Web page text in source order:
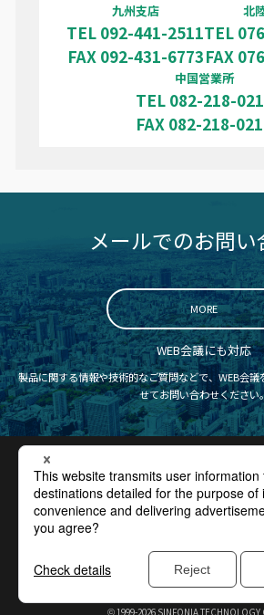
九州支店
TEL 092-441-2511
FAX 092-431-6773
北
TEL
FAX
中国営業所
TEL 082-218-
FAX 082-218-
メールでのお問い
MORE
WEB会議にも対応
製品に関する情報や技術的なご質問などで、WEB会
せてお問い合わせください
認証取得
プライバシーポリシー
サイトポリシー
コンプライアンス
サイトマップ
2009年、シンフォニアテクノロジーは、(旧)神鋼電機よ
※本サイト内には旧社名のロゴマークなどが含まれている
い。
© 1999-2026 SINFONIA TECHNOLOGY